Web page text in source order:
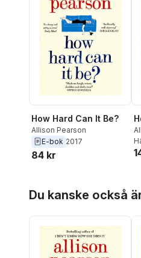
How Hard Can It Be?
Allison Pearson
E-bok 2017
84 kr
Du kanske också